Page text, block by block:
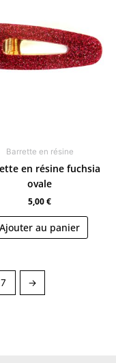
Barrette en résine
en résine fuchsia
ovale
5,00€
Ajouter au panier
7 →